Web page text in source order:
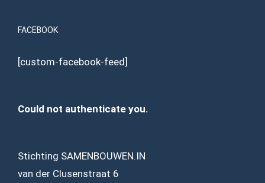
FACEBOOK
[custom-facebook-feed]
Could not authenticate you.
Stichting SAMENBOUWEN.IN
van der Clusenstraat 6